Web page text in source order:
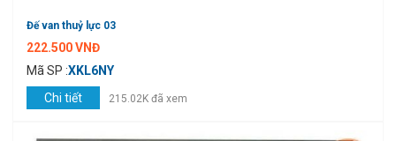
Đế van thuỷ lực 03
222.500 VNĐ
Mã SP :XKL6NY
Chi tiết
215.02K đã xem